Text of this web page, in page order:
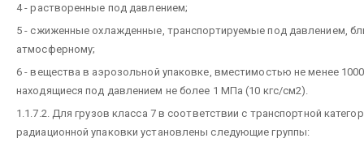
4 - растворенные под давлением;
5 - сжиженные охлажденные, транспортируемые под давлением,
атмосферному;
6 - вещества в аэрозольной упаковке, вместимостью не менее
находящиеся под давлением не более 1 МПа (10 кгс/см2).
1.1.7.2. Для грузов класса 7 в соответствии с транспортной
радиационной упаковки установлены следующие группы: